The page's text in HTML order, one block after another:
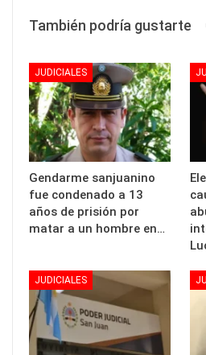
También podría gustarte
JUDICIALES
Gendarme sanjuanino
fue condenado a 13
años de prisión por
matar a un hombre en…
JUDICIALES